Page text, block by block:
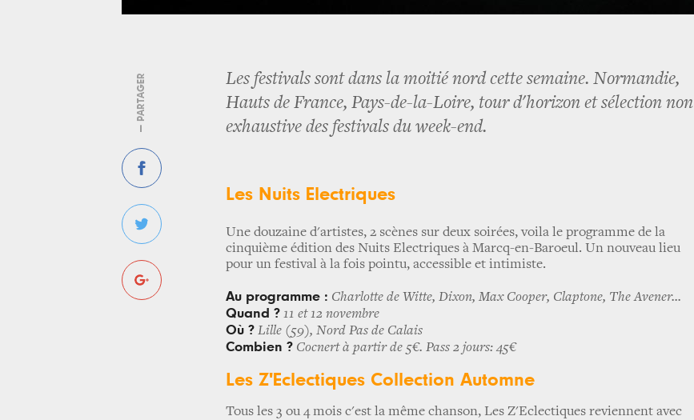
— PARTAGER
Les festivals sont dans la moitié nord cette semaine. Normandie,
Hauts de France, Pays-de-la-Loire, tour d'horizon et sélection non
exhaustive des festivals du week-end.
Les Nuits Electriques
Une douzaine d'artistes, 2 scènes sur deux soirées, voila le programme de la
cinquième édition des Nuits Electriques à Marcq-en-Baroeul. Un nouveau lieu
pour un festival à la fois pointu, accessible et intimiste.
Au programme : Charlotte de Witte, Dixon, Max Cooper, Claptone, The Avener...
Quand ? 11 et 12 novembre
Où ? Lille (59), Nord Pas de Calais
Combien ? Cocnert à partir de 5€. Pass 2 jours: 45€
Les Z'Eclectiques Collection Automne
Tous les 3 ou 4 mois c'est la même chanson, Les Z'Eclectiques reviennent avec